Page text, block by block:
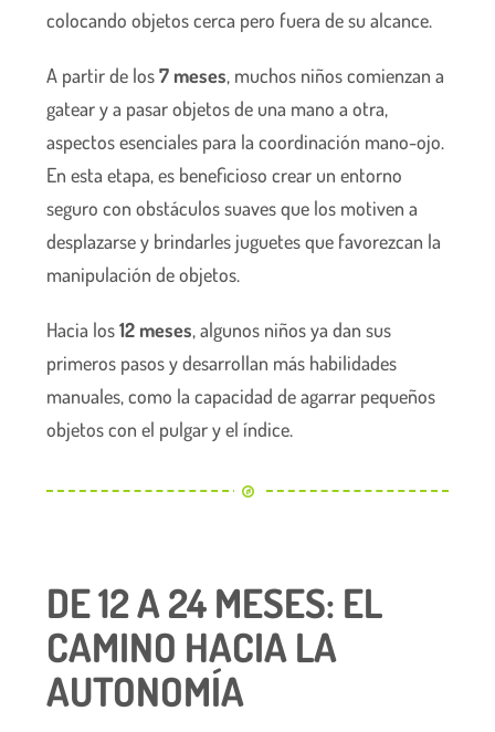
colocando objetos cerca pero fuera de su alcance.
A partir de los7 meses, muchos niños comienzan a
gatear y a pasar objetos de una mano a otra,
aspectos esenciales para la coordinación mano-ojo.
En esta etapa, es beneficioso crear un entorno
seguro con obstáculos suaves que los motiven a
desplazarse y brindarles juguetes que favorezcan la
manipulación de objetos.
Hacia los12 meses, algunos niños ya dan sus
primeros pasos y desarrollan más habilidades
manuales, como la capacidad de agarrar pequeños
objetos con el pulgar y el índice.
DE 12 A 24 MESES: EL
CAMINO HACIA LA
AUTONOMÍA